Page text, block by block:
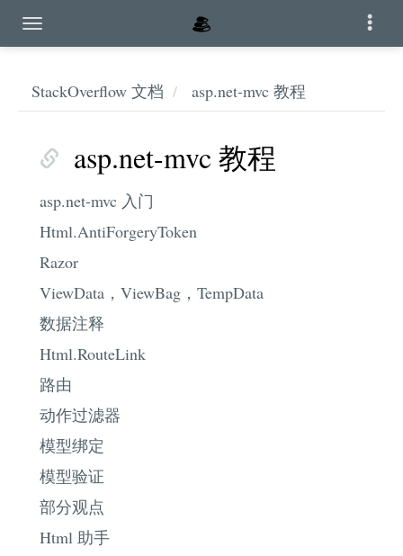
StackOverflow 文档 asp.net-mvc 教程
asp.net-mvc 教程
asp.net-mvc 入门
Html.AntiForgeryToken
Razor
ViewData，ViewBag，TempData
数据注释
Html.RouteLink
路由
动作过滤器
模型绑定
模型验证
部分观点
Html 助手